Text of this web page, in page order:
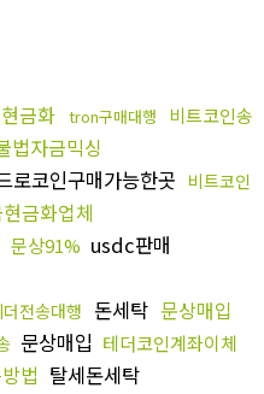
금화 tron구매대행
비트코인송
법자금믹싱
로코인구매가능한곳 비트코인
금화업체
문상91% usdc판매
더전송대행 돈세탁 문상매입
문상매입 테더코인계좌이체
법 탈세돈세탁